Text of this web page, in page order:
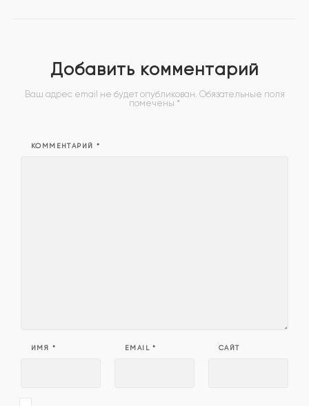
Добавить комментарий
Ваш адрес email не будет опубликован. Обязательные поля
помечены *
КОММЕНТАРИЙ *
ИМЯ * EMAIL* САЙТ